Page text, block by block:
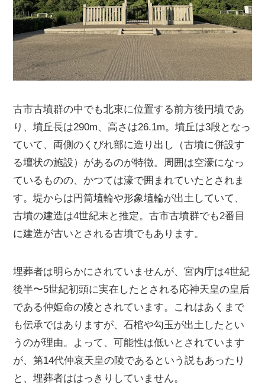
古市古墳群の中でも北東に位置する前方後円墳であ
り、墳丘長は290m、高さは26.1m。墳丘は3段となっ
ていて、両側のくびれ部に造り出し（古墳に併設す
る壇状の施設）があるのが特徴。周囲は空濠になっ
ているものの、かつては濠で囲まれていたとされま
す。堤からは円筒埴輪や形象埴輪が出土していて、
古墳の建造は4世紀末と推定。古市古墳群でも2番目
に建造が古いとされる古墳でもあります。
埋葬者は明らかにされていませんが、宮内庁は4世紀
後半〜5世紀初頭に実在したとされる応神天皇の皇后
である仲姫命の陵とされています。これはあくまで
も伝承ではありますが、石棺や勾玉が出土したとい
うのが理由。よって、可能性は低いとされています
が、第14代仲哀天皇の陵であるという説もあったり
と、埋葬者ははっきりしていません。